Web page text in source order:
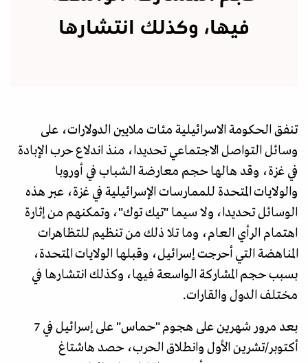
فيها، وكذلك انتشارها
تنفق الحكومة الاسرائيلية مئات ملايين الدولارات، على
وسائل التواصل الاجتماعي تحديدا، منذ اندلاع حرب الإبادة
في غزة، وقد هالها حجم معارضة الشباب في أوروبا
والولايات المتحدة للممارسات الإسرائيلية في غزة، عبر هذه
الوسائل تحديدا، ولا سيما "تيك توك"، وتمكنهم من إثارة
اهتمام الرأي العام، وما تلا ذلك من تنظيم للتظاهرات
المناهضة التي أحرجت إسرائيل، وقبلها الولايات المتحدة،
بسبب حجم المشاركة الواسعة فيها، وكذلك انتشارها في
مختلف الدول والقارات.
بعد مرور شهرين على هجوم "حماس" على إسرائيل في 7
أكتوبر/تشرين الأول وانطلاق الحرب، حصد هاشتاغ